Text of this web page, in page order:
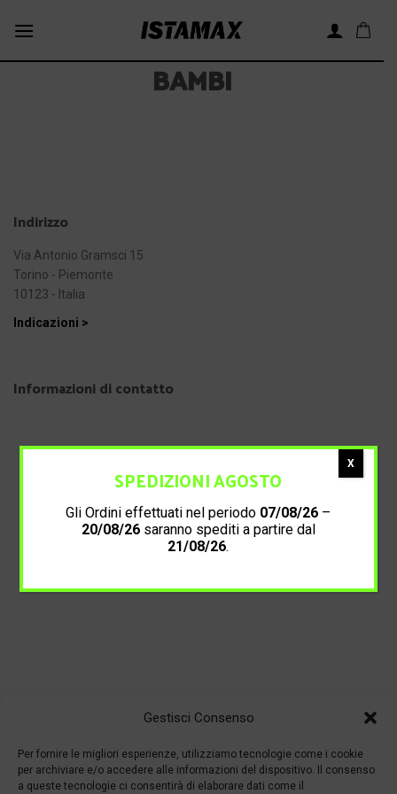
Gestisci Consenso
Per fornire le migliori esperienze, utilizziamo tecnologie come i cookie
per archiviare e/o accedere alle informazioni del dispositivo. Il consenso
a queste tecnologie ci consentirà di elaborare dati come il
BAMBI
Indirizzo
Via Antonio Gramsci 15
Torino - Piemonte
10123 - Italia
Indicazioni >
Informazioni di contatto
SPEDIZIONI AGOSTO
Gli Ordini effettuati nel periodo 07/08/26 –
20/08/26saranno spediti a partire dal
21/08/26.
X